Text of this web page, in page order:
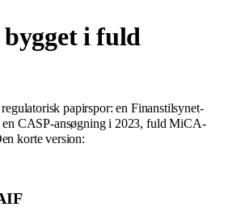
i fuld
papirspor: en Finanstilsynet-
en CASP-ansøgning i 2023, fuld MiCA-
korte version: